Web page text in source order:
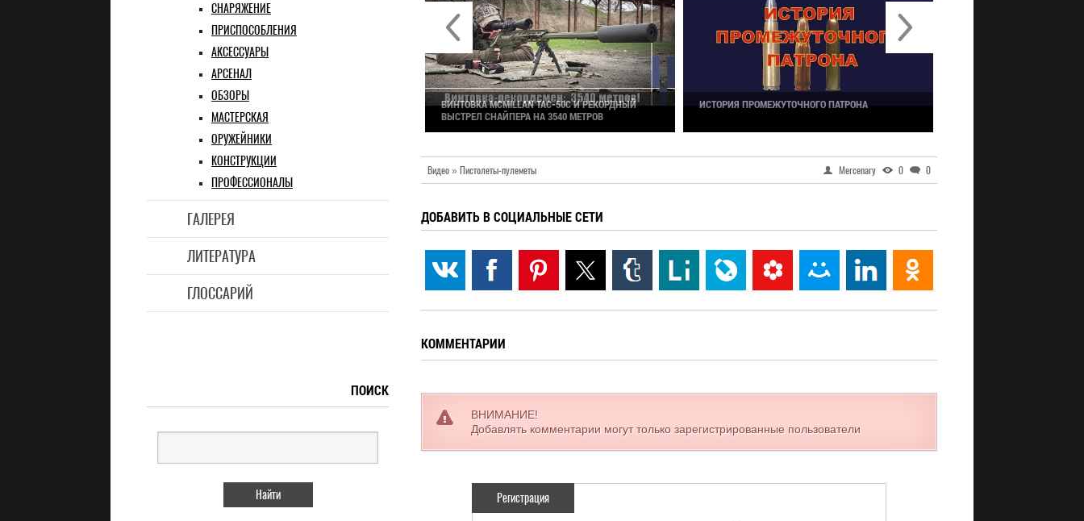
СНАРЯЖЕНИЕ
ПРИСПОСОБЛЕНИЯ
АКСЕССУАРЫ
АРСЕНАЛ
ОБЗОРЫ
МАСТЕРСКАЯ
ОРУЖЕЙНИКИ
КОНСТРУКЦИИ
ПРОФЕССИОНАЛЫ
ГАЛЕРЕЯ
ЛИТЕРАТУРА
ГЛОССАРИЙ
LUGER P08 PARABELLUM. ПОЛНАЯ РАЗБОРКА-
СБОРКА ПИСТОЛЕТА
ВИНТОВКА MCMILLAN TAC-50C И РЕКОРДНЫЙ
ВЫСТРЕЛ СНАЙПЕРА НА 3540 МЕТРОВ
ИСТОРИЯ ПРОМЕЖУТОЧНОГО ПАТРОНА
Видео » Пистолеты-пулеметы Mercenary 0 0
ДОБАВИТЬ В СОЦИАЛЬНЫЕ СЕТИ
КОММЕНТАРИИ
ВНИМАНИЕ!
Добавлять комментарии могут только зарегистрированные пользователи
Регистрация
ПОИСК